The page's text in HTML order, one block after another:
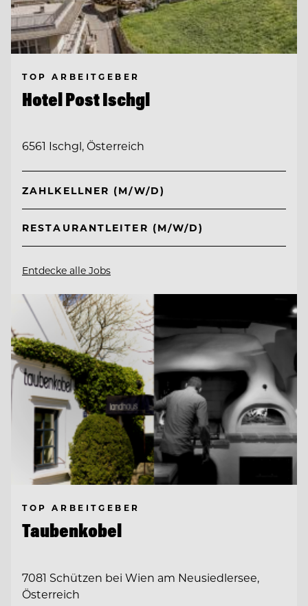
TOP ARBEITGEBER
Hotel Post Ischgl
6561 Ischgl, Österreich
ZAHLKELLNER (M/W/D)
RESTAURANTLEITER (M/W/D)
Entdecke alle Jobs
TOP ARBEITGEBER
Taubenkobel
7081 Schützen bei Wien am Neusiedlersee,
Österreich